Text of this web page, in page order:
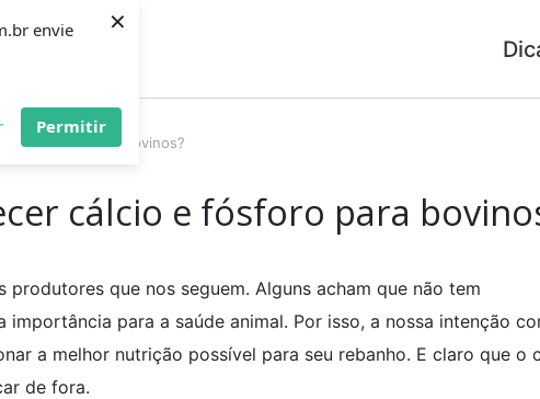
envie
Permitir
×
e fósforo para bovinos?
cálcio e fósforo para
que nos seguem. Alguns acham que não tem
importância para a saúde animal. Por isso, a nossa intenção
a melhor nutrição possível para seu rebanho. E claro que o
de fora.